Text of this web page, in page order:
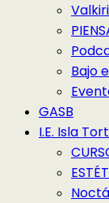
Bajo
GASB
I.E. Isla